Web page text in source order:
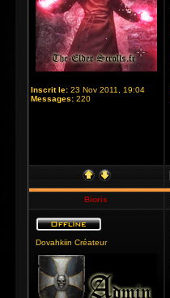
Inscrit le: 23 Nov 2011, 19:04
Messages: 220
Bioris
Dovahkiin Créateur